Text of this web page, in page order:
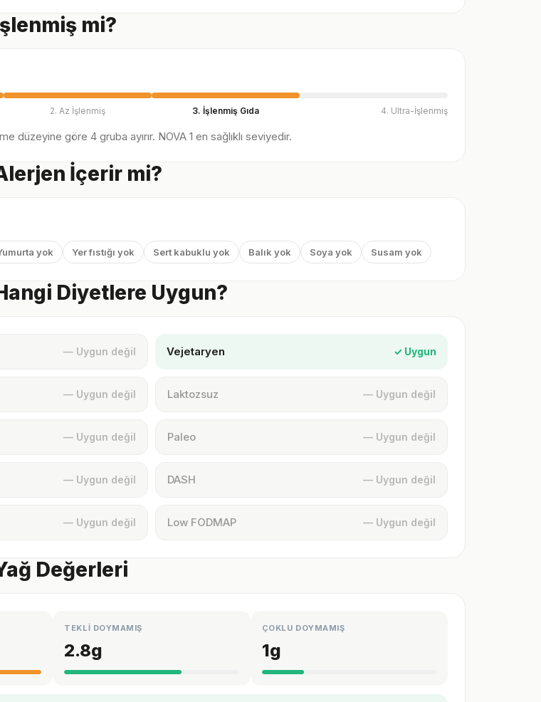
mi?
2. Az İşlenmiş 3. İşlenmiş Gıda 4. Ultra-İşlenmiş
düzeyine göre 4 gruba ayırır. NOVA 1 en sağlıklı seviyedir.
İçerir mi?
yok Yer fıstığı yok Sert kabuklu yok Balık yok Soya yok Susam yok
Diyetlere Uygun?
— Uygun değil Vejetaryen ✓ Uygun
— Uygun değil Laktozsuz — Uygun değil
— Uygun değil Paleo — Uygun değil
— Uygun değil DASH — Uygun değil
— Uygun değil Low FODMAP — Uygun değil
Değerleri
TEKLİ DOYMAMIŞ
2.8g
ÇOKLU DOYMAMIŞ
1g